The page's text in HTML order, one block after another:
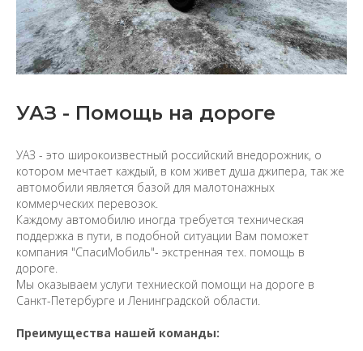
УАЗ - Помощь на дороге
УАЗ - это широкоизвестный российский внедорожник, о
котором мечтает каждый, в ком живет душа джипера, так же
автомобили является базой для малотонажных
коммерческих перевозок.
Каждому автомобилю иногда требуется техническая
поддержка в пути, в подобной ситуации Вам поможет
компания "СпасиМобиль"- экстренная тех. помощь в
дороге.
Мы оказываем услуги техниеской помощи на дороге в
Санкт-Петербурге и Ленинградской области.
Преимущества нашей команды: